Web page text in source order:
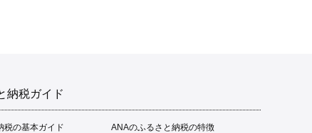
納税ガイド
税の基本ガイド
ANAのふるさと納税の特徴